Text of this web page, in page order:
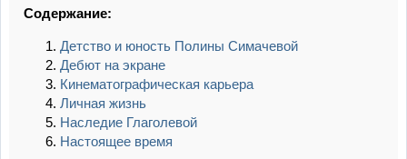
Содержание:
Детство и юность Полины Симачевой
Дебют на экране
Кинематографическая карьера
Личная жизнь
Наследие Глаголевой
Настоящее время